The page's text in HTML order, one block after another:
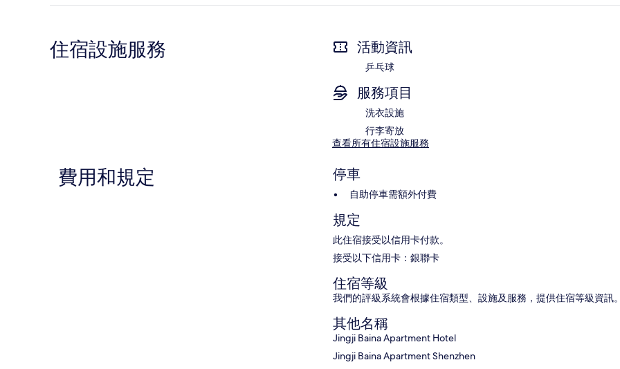
住宿設施服務 活動資訊
乒乓球
服務項目
洗衣設施
行李寄放
查看所有住宿設施服務
費用和規定 停車
自助停車需額外付費
規定
此住宿接受以信用卡付款。
接受以下信用卡：銀聯卡
住宿等級
我們的評級系統會根據住宿類型、設施及服務，提供住宿等級資訊
其他名稱
Jingji Baina Apartment Hotel
Jingji Baina Apartment Shenzhen